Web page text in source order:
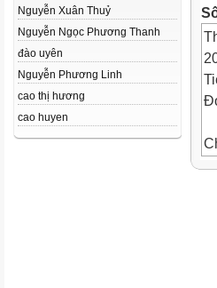
Nguyễn Xuân Thuỷ
Nguyễn Ngọc Phương Thanh
đào uyên
Nguyễn Phương Linh
cao thị hương
cao huyen